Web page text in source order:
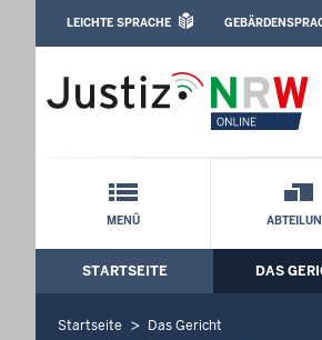
Amtsgericht Bielefeld:
Leichte Sprache,
LEICHTE SPRACHE
Schnellnavigation mit
MENÜ
Hauptmenü:
STARTSEITE DAS
Startseite Das Gericht